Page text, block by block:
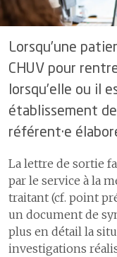
La prise en charge des
brûlures graves chez
La filière de traumatologie
Les centres
interdisciplinaires
d’oncologie
participation de la
patiente ou du
La satisfaction des
ou patients et des
L’espace Patients &
principale voie
d’entrée au
Amélioration de
la prise en
charge
Les réseaux de
soins
3
3.1
3.2
Lorsqu’une
CHUV pour
lorsqu’elle ou il
établissement
référent·e
La lettre de sortie
par le service à la
traitant (cf. point
un document de
plus en détail la
investigations